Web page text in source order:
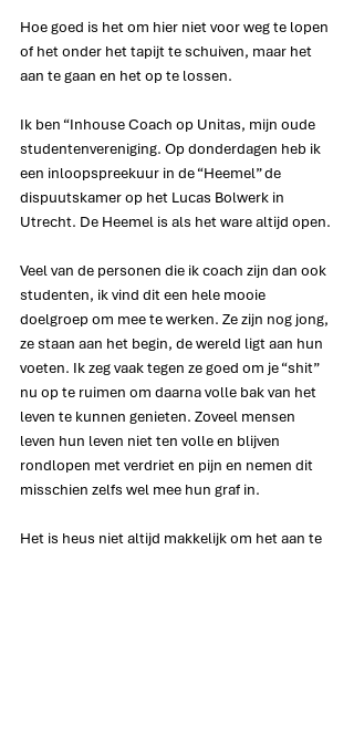
Hoe goed is het om hier niet voor weg te lopen
of het onder het tapijt te schuiven, maar het
aan te gaan en het op te lossen.
Ik ben “Inhouse Coach op Unitas, mijn oude
studentenvereniging. Op donderdagen heb ik
een inloopspreekuur in de “Heemel” de
dispuutskamer op het Lucas Bolwerk in
Utrecht. De Heemel is als het ware altijd open.
Veel van de personen die ik coach zijn dan ook
studenten, ik vind dit een hele mooie
doelgroep om mee te werken. Ze zijn nog jong,
ze staan aan het begin, de wereld ligt aan hun
voeten. Ik zeg vaak tegen ze goed om je “shit”
nu op te ruimen om daarna volle bak van het
leven te kunnen genieten. Zoveel mensen
leven hun leven niet ten volle en blijven
rondlopen met verdriet en pijn en nemen dit
misschien zelfs wel mee hun graf in.
Het is heus niet altijd makkelijk om het aan te